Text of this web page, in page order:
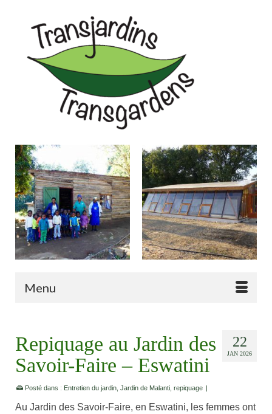
Menu
22
JAN 2026
Repiquage au Jardin des
Savoir-Faire – Eswatini
Posté dans : Entretien du jardin Jardin de Malanti repiquage |
Au Jardin des Savoir-Faire, en Eswatini, les femmes ont